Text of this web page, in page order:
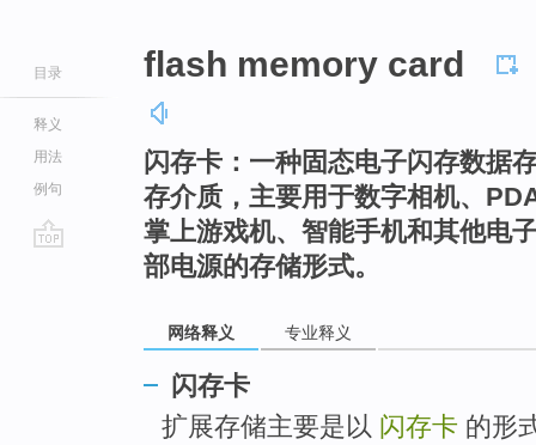
目录
释义
用法
例句
flash memory card
闪存卡：一种固态电子闪存数据
存介质，主要用于数字相机、
掌上游戏机、智能手机和其他电
部电源的存储形式。
网络释义 专业释义
闪存卡
扩展存储主要是以 闪存卡 的形